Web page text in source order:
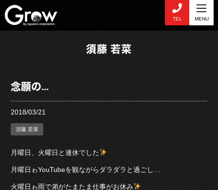
TEL MENU
須藤 若菜
念願の…
2018/03/21
須藤 若菜
月曜日、火曜日と連休でした
月曜日ゎYouTubeを観ながらダラダラと過ごし…
火曜日ゎ雨で弟がたまたま仕事がお休み